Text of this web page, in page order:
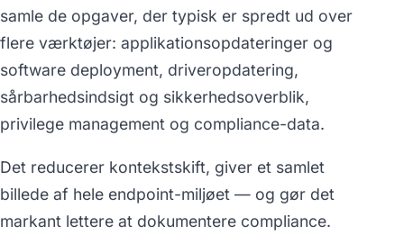
samle de opgaver, der typisk er spredt ud over
flere værktøjer: applikationsopdateringer og
software deployment, driveropdatering,
sårbarhedsindsigt og sikkerhedsoverblik,
privilege management og compliance-data.
Det reducerer kontekstskift, giver et samlet
billede af hele endpoint-miljøet — og gør det
markant lettere at dokumentere compliance.